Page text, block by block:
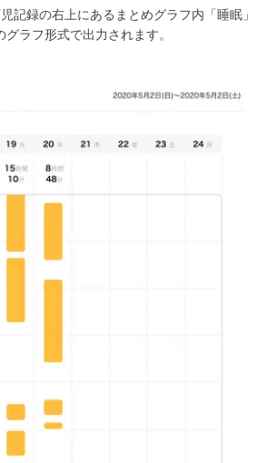
記録の右上にあるまとめグラフ内「睡眠」
ラフ形式で出力されます。